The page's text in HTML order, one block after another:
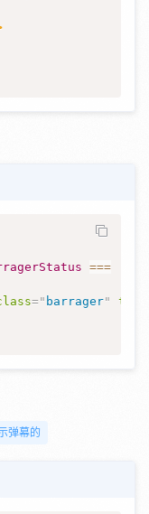
===
=" barrager" type
弹幕的